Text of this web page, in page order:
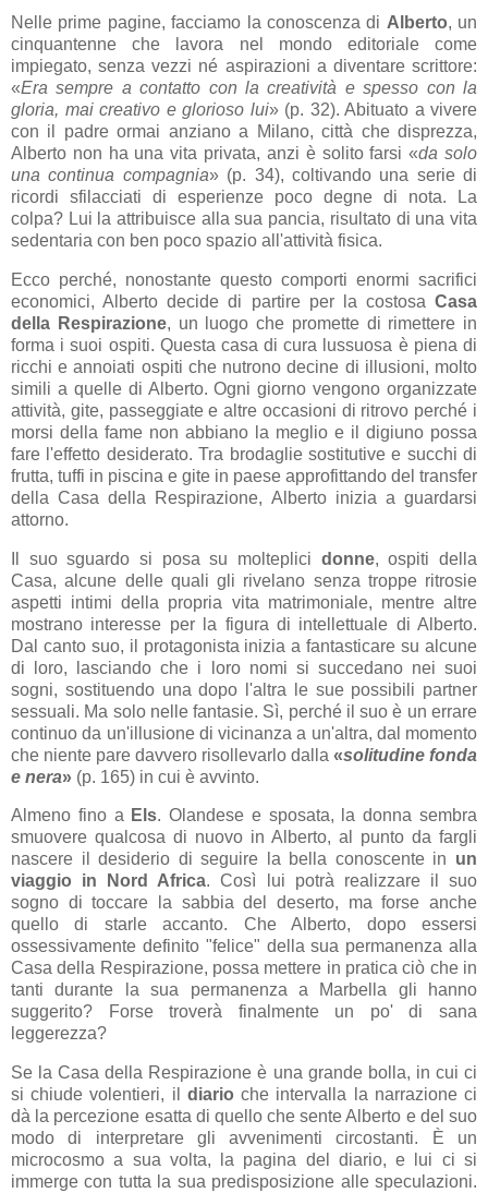
Nelle prime pagine, facciamo la conoscenza di Alberto, un
cinquantenne che lavora nel mondo editoriale come
impiegato, senza vezzi né aspirazioni a diventare scrittore:
«Era sempre a contatto con la creatività e spesso con la
gloria, mai creativo e glorioso lui» (p. 32). Abituato a vivere
con il padre ormai anziano a Milano, città che disprezza,
Alberto non ha una vita privata, anzi è solito farsi«da solo
una continua compagnia» (p. 34), coltivando una serie di
ricordi sfilacciati di esperienze poco degne di nota. La
colpa? Lui la attribuisce alla sua pancia, risultato di una vita
sedentaria con ben poco spazio all'attività fisica.
Ecco perché, nonostante questo comporti enormi sacrifici
economici, Alberto decide di partire per la costosa Casa
della Respirazione, un luogo che promette di rimettere in
forma i suoi ospiti. Questa casa di cura lussuosa è piena di
ricchi e annoiati ospiti che nutrono decine di illusioni, molto
simili a quelle di Alberto. Ogni giorno vengono organizzate
attività, gite, passeggiate e altre occasioni di ritrovo perché i
morsi della fame non abbiano la meglio e il digiuno possa
fare l'effetto desiderato. Tra brodaglie sostitutive e succhi di
frutta, tuffi in piscina e gite in paese approfittando del transfer
della Casa della Respirazione, Alberto inizia a guardarsi
attorno.
Il suo sguardo si posa su molteplici donne, ospiti della
Casa, alcune delle quali gli rivelano senza troppe ritrosie
aspetti intimi della propria vita matrimoniale, mentre altre
mostrano interesse per la figura di intellettuale di Alberto.
Dal canto suo, il protagonista inizia a fantasticare su alcune
di loro, lasciando che i loro nomi si succedano nei suoi
sogni, sostituendo una dopo l'altra le sue possibili partner
sessuali. Ma solo nelle fantasie. Sì, perché il suo è un errare
continuo da un'illusione di vicinanza a un'altra, dal momento
che niente pare davvero risollevarlo dalla «solitudine fonda
e nera» (p. 165) in cui è avvinto.
Almeno fino a Els. Olandese e sposata, la donna sembra
smuovere qualcosa di nuovo in Alberto, al punto da fargli
nascere il desiderio di seguire la bella conoscente in un
viaggio in Nord Africa. Così lui potrà realizzare il suo
sogno di toccare la sabbia del deserto, ma forse anche
quello di starle accanto. Che Alberto, dopo essersi
ossessivamente definito "felice" della sua permanenza alla
Casa della Respirazione, possa mettere in pratica ciò che in
tanti durante la sua permanenza a Marbella gli hanno
suggerito? Forse troverà finalmente un po' di sana
leggerezza?
Se la Casa della Respirazione è una grande bolla, in cui ci
si chiude volentieri, il diario che intervalla la narrazione ci
dà la percezione esatta di quello che sente Alberto e del suo
modo di interpretare gli avvenimenti circostanti. È un
microcosmo a sua volta, la pagina del diario, e lui ci si
immerge con tutta la sua predisposizione alle speculazioni.